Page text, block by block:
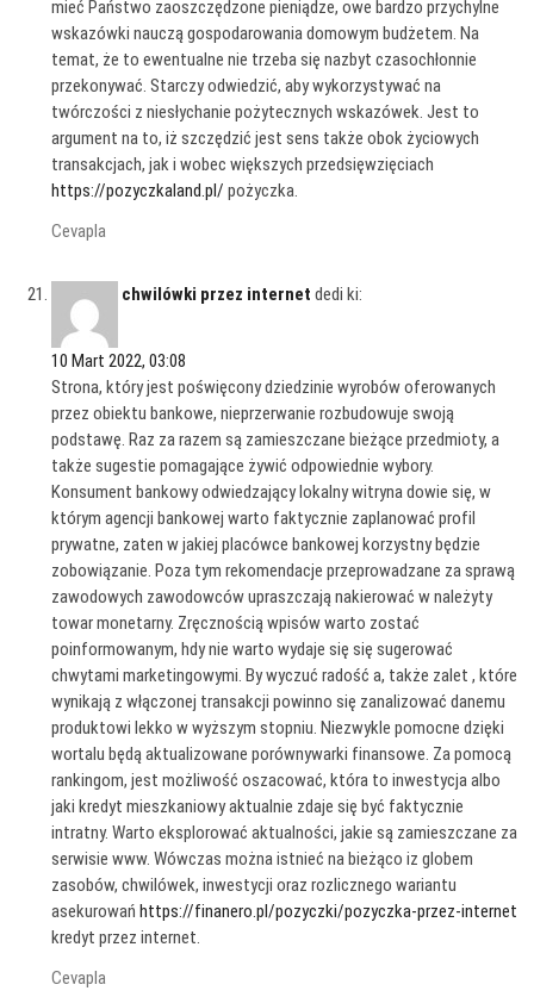
mieć Państwo zaoszczędzone pieniądze, owe bardzo przychylne
wskazówki nauczą gospodarowania domowym budżetem. Na
temat, że to ewentualne nie trzeba się nazbyt czasochłonnie
przekonywać. Starczy odwiedzić, aby wykorzystywać na
twórczości z niesłychanie pożytecznych wskazówek. Jest to
argument na to, iż szczędzić jest sens także obok życiowych
transakcjach, jak i wobec większych przedsięwzięciach
https://pozyczkaland.pl/ pożyczka.
Cevapla
chwilówki przez internet dedi ki:
10 Mart 2022, 03:08
Strona, który jest poświęcony dziedzinie wyrobów oferowanych
przez obiektu bankowe, nieprzerwanie rozbudowuje swoją
podstawę. Raz za razem są zamieszczane bieżące przedmioty, a
także sugestie pomagające żywić odpowiednie wybory.
Konsument bankowy odwiedzający lokalny witryna dowie się, w
którym agencji bankowej warto faktycznie zaplanować profil
prywatne, zaten w jakiej placówce bankowej korzystny będzie
zobowiązanie. Poza tym rekomendacje przeprowadzane za sprawą
zawodowych zawodowców upraszczają nakierować w należyty
towar monetarny. Zręcznością wpisów warto zostać
poinformowanym, hdy nie warto wydaje się się sugerować
chwytami marketingowymi. By wyczuć radość a, także zalet , które
wynikają z włączonej transakcji powinno się zanalizować danemu
produktowi lekko w wyższym stopniu. Niezwykle pomocne dzięki
wortalu będą aktualizowane porównywarki finansowe. Za pomocą
rankingom, jest możliwość oszacować, która to inwestycja albo
jaki kredyt mieszkaniowy aktualnie zdaje się być faktycznie
intratny. Warto eksplorować aktualności, jakie są zamieszczane za
serwisie www. Wówczas można istnieć na bieżąco iz globem
zasobów, chwilówek, inwestycji oraz rozlicznego wariantu
asekurowańhttps://finanero.pl/pozyczki/pozyczka-przez-internet
kredyt przez internet.
Cevapla